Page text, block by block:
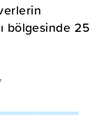
bölgesinde 25